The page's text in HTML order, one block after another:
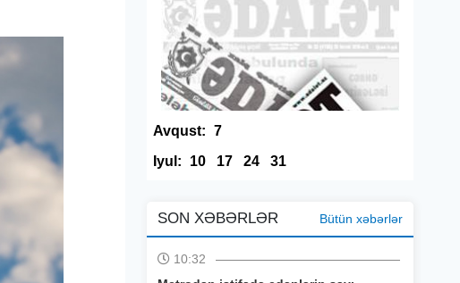
Avqust: 7
Iyul:
10 17 24 31
SON XƏBƏRLƏR Bütün xəbərlər
10:32